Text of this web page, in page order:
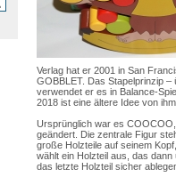
Verlag hat er 2001 in San
GOBBLET. Das Stapelprinzip
verwendet er es in Balance-
2018 ist eine ältere Idee von
Ursprünglich war es
geändert. Die zentrale Figur
große Holzteile auf seinem
wählt ein Holzteil aus, das
das letzte Holzteil sicher